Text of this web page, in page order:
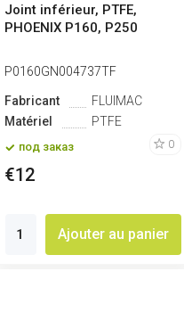
Joint inférieur, PTFE,
PHOENIX P160, P250
P0160GN004737TF
Fabricant
FLUIMAC
Matériel
PTFE
под заказ 0
€12
Ajouter au panier